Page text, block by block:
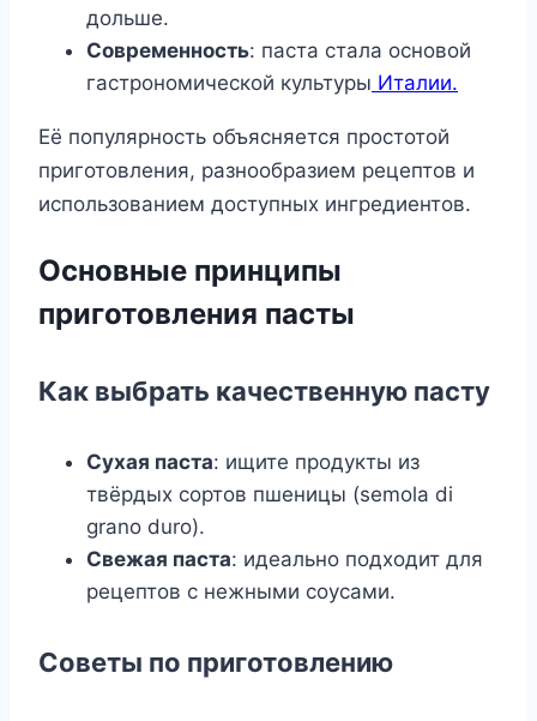
дольше.
Современность: паста стала основой
гастрономической культуры Италии.
Её популярность объясняется простотой
приготовления, разнообразием рецептов и
использованием доступных ингредиентов.
Основные принципы
приготовления пасты
Как выбрать качественную пасту
Сухая паста: ищите продукты из
твёрдых сортов пшеницы (semola di
grano duro).
Свежая паста: идеально подходит для
рецептов с нежными соусами.
Советы по приготовлению